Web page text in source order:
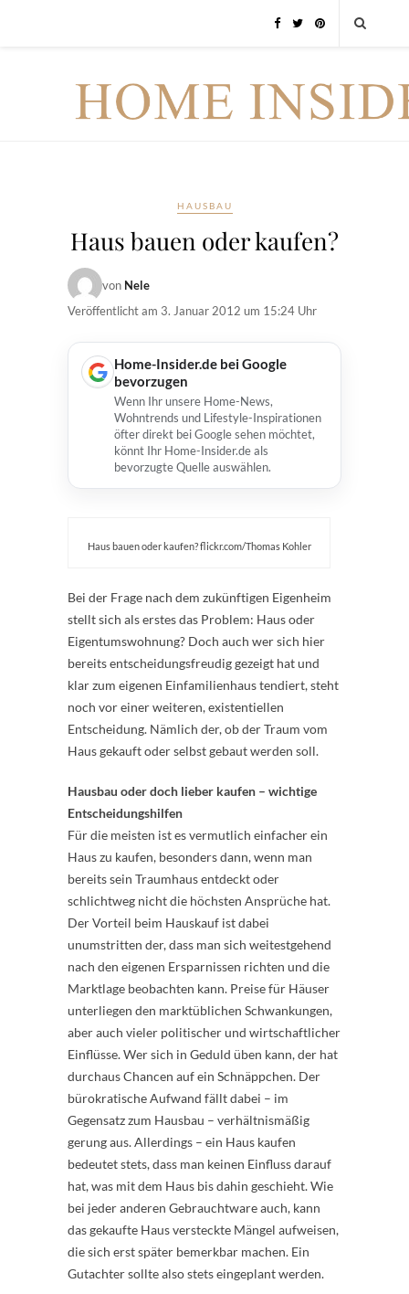
HAUSBAU
Haus bauen oder kaufen?
von Nele
Veröffentlicht am 3. Januar 2012 um 15:24 Uhr
Home-Insider.de bei Google
bevorzugen
Wenn Ihr unsere Home-News,
Wohntrends und Lifestyle-Inspirationen
öfter direkt bei Google sehen möchtet,
könnt Ihr Home-Insider.de als
bevorzugte Quelle auswählen.
Haus bauen oder kaufen? flickr.com/Thomas Kohler
Bei der Frage nach dem zukünftigen Eigenheim
stellt sich als erstes das Problem: Haus oder
Eigentumswohnung? Doch auch wer sich hier
bereits entscheidungsfreudig gezeigt hat und
klar zum eigenen Einfamilienhaus tendiert, steht
noch vor einer weiteren, existentiellen
Entscheidung. Nämlich der, ob der Traum vom
Haus gekauft oder selbst gebaut werden soll.
Hausbau oder doch lieber kaufen – wichtige
Entscheidungshilfen
Für die meisten ist es vermutlich einfacher ein
Haus zu kaufen, besonders dann, wenn man
bereits sein Traumhaus entdeckt oder
schlichtweg nicht die höchsten Ansprüche hat.
Der Vorteil beim Hauskauf ist dabei
unumstritten der, dass man sich weitestgehend
nach den eigenen Ersparnissen richten und die
Marktlage beobachten kann. Preise für Häuser
unterliegen den marktüblichen Schwankungen,
aber auch vieler politischer und wirtschaftlicher
Einflüsse. Wer sich in Geduld üben kann, der hat
durchaus Chancen auf ein Schnäppchen. Der
bürokratische Aufwand fällt dabei – im
Gegensatz zum Hausbau – verhältnismäßig
gerung aus. Allerdings – ein Haus kaufen
bedeutet stets, dass man keinen Einfluss darauf
hat, was mit dem Haus bis dahin geschieht. Wie
bei jeder anderen Gebrauchtware auch, kann
das gekaufte Haus versteckte Mängel aufweisen,
die sich erst später bemerkbar machen. Ein
Gutachter sollte also stets eingeplant werden.